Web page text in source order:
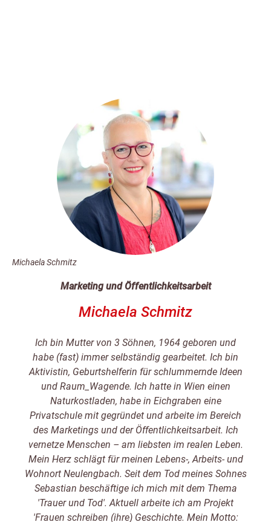
Michaela Schmitz
Ich bin Mutter von 3 Söhnen, 1964 geboren und
habe (fast) immer selbständig gearbeitet. Ich bin
Aktivistin, Geburtshelferin für schlummernde Ideen
und Raum_Wagende. Ich hatte in Wien einen
Naturkostladen, habe in Eichgraben eine
Privatschule mit gegründet und arbeite im Bereich
des Marketings und der Öffentlichkeitsarbeit. Ich
vernetze Menschen – am liebsten im realen Leben.
Mein Herz schlägt für meinen Lebens-, Arbeits- und
Wohnort Neulengbach. Seit dem Tod meines Sohnes
Sebastian beschäftige ich mich mit dem Thema
'Trauer und Tod'. Aktuell arbeite ich am Projekt
'Frauen schreiben (ihre) Geschichte. Mein Motto:
Michaela Schmitz
Marketing und Öffentlichkeitsarbeit